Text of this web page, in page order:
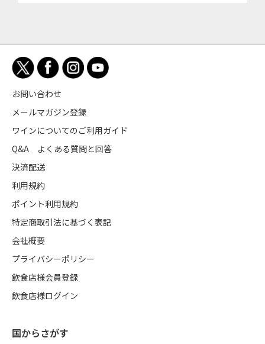
国からさがす
お問い合わせ
メールマガジン登録
ワインについてのご利用ガイド
Q&A よくある質問と回答
決済配送
利用規約
ポイント利用規約
特定商取引法に基づく表記
会社概要
プライバシーポリシー
飲食店様会員登録
飲食店様ログイン